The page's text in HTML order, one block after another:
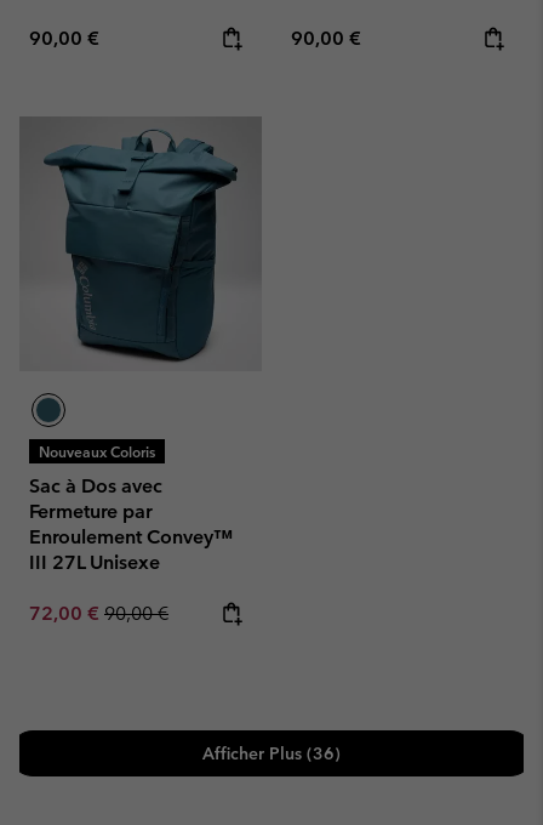
Regular price:
90,00 € Regular price:
90,00 €
Nouveaux Coloris
Sac à Dos avec
Fermeture par
Enroulement Convey™
III 27L Unisexe
Sale price:
72,00 € Regular price:
90,00 €
Afficher Plus (36)